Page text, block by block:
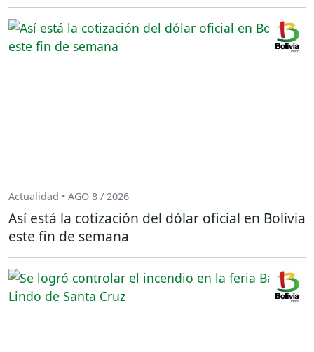
Actualidad • AGO 8 / 2026
Así está la cotización del dólar oficial en Bolivia
este fin de semana